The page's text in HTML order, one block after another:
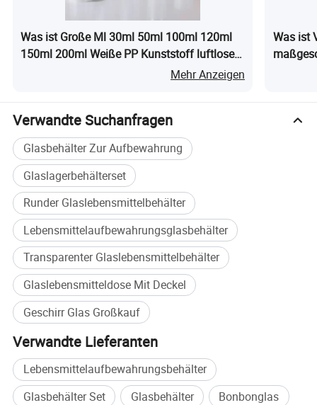
Was ist Große Ml 30ml 50ml 100ml 120ml
150ml 200ml Weiße PP Kunststoff luftlose
Pumpflasche mit Schnapp-Lotionpumpe von
Mehr Anzeigen
Was ist
Verwandte Suchanfragen
Glasbehälter Zur Aufbewahrung
Glaslagerbehälterset
Runder Glaslebensmittelbehälter
Lebensmittelaufbewahrungsglasbehälter
Transparenter Glaslebensmittelbehälter
Glaslebensmitteldose Mit Deckel
Geschirr Glas Großkauf
Verwandte Lieferanten
Lebensmittelaufbewahrungsbehälter
Glasbehälter Set
Glasbehälter
Bonbonglas